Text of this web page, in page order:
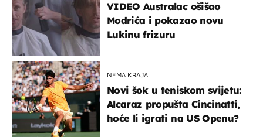
VIDEO Australac ošišao
Modrića i pokazao novu
Lukinu frizuru
NEMA KRAJA
Novi šok u teniskom svijetu:
Alcaraz propušta Cincinatti,
hoće li igrati na US Openu?